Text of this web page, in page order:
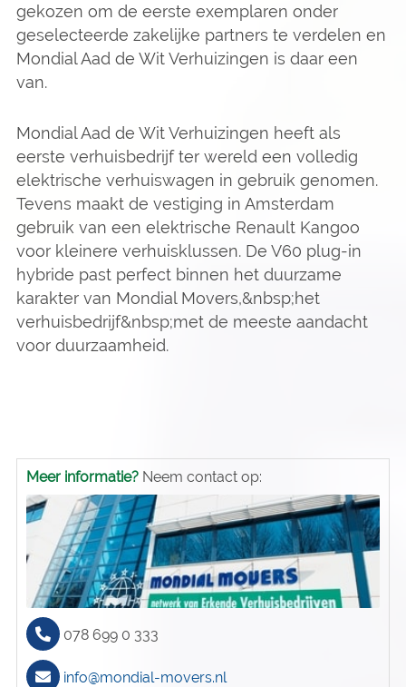
gekozen om de eerste exemplaren onder
geselecteerde zakelijke partners te verdelen en
Mondial Aad de Wit Verhuizingen is daar een
van.
Mondial Aad de Wit Verhuizingen heeft als
eerste verhuisbedrijf ter wereld een volledig
elektrische verhuiswagen in gebruik genomen.
Tevens maakt de vestiging in Amsterdam
gebruik van een elektrische Renault Kangoo
voor kleinere verhuisklussen. De V60 plug-in
hybride past perfect binnen het duurzame
karakter van Mondial Movers,&nbsp;het
verhuisbedrijf&nbsp;met de meeste aandacht
voor duurzaamheid.
Meer informatie?Neem contact op:
078 699 0 333
info@mondial-movers.nl